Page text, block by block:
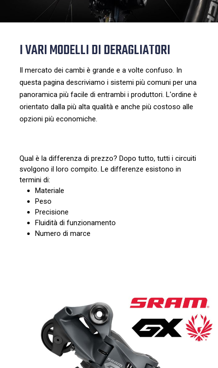
I VARI MODELLI DI DERAGLIATORI
Il mercato dei cambi è grande e a volte confuso. In
questa pagina descriviamo i sistemi più comuni per una
panoramica più facile di entrambi i produttori. L'ordine è
orientato dalla più alta qualità e anche più costoso alle
opzioni più economiche.
Qual è la differenza di prezzo? Dopo tutto, tutti i circuiti
svolgono il loro compito. Le differenze esistono in
termini di:
Materiale
Peso
Precisione
Fluidità di funzionamento
Numero di marce